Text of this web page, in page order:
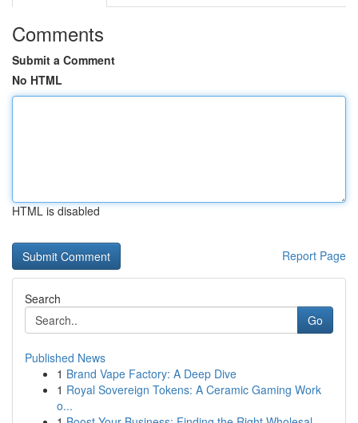
Comments
Submit a Comment
No HTML
HTML is disabled
Report Page
Search
Go
Published News
1 Brand Vape Factory: A Deep Dive
1 Royal Sovereign Tokens: A Ceramic Gaming Work
o...